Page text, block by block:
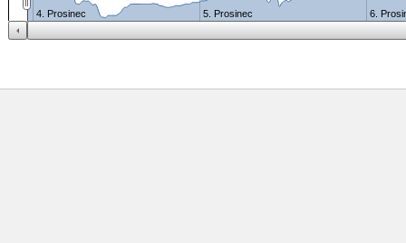
4. Prosinec 5. Prosinec 6.